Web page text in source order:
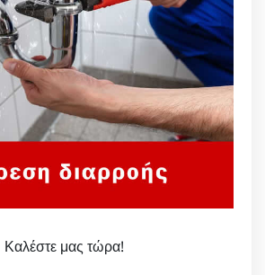
Καλέστε μας τώρα!